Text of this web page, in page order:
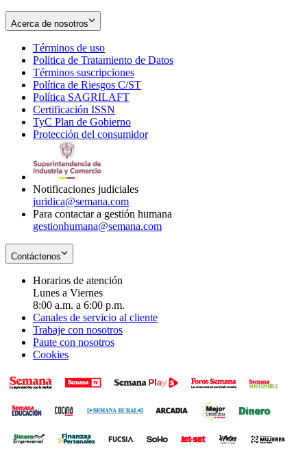
Acerca de nosotros
Términos de uso
in
new
window
Política de Tratamiento de Datos
Términos suscripciones
in
Política de Riesgos C/ST
Política SAGRILAFT
new
window
Certificación ISSN
in
new
TyC Plan de Gobierno
in
Protección del consumidorOpens
Notificaciones judiciales
juridica@semana.com
Para contactar a gestión humana
gestionhumana@semana.com
Contáctenos
Horarios de atención
Lunes a Viernes
8:00 a.m. a 6:00 p.m.
Canales de servicio al cliente
Trabaje con nosotros
Paute con nosotros
Cookies